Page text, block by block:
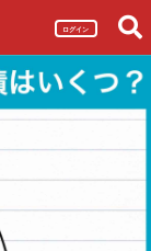
ログイン